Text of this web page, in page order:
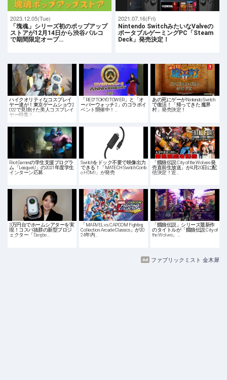
2023.12.05(Tue)
「塊魂」シリーズ初のポップアップ
ストアが12月14日から渋谷パルコ
で期間限定オープ…
2021.07.16(Fri)
Nintendo SwitchみたいなValveの
ポータブルゲーミングPC「Steam
Deck」発売決定！
ハイクオリティなコスプレイ
ヤー達が！東京ゲームショウ2
022で見掛けた美人コスプレイ
ヤー特集！
「RED° TOKYO TOWER」と「オ
ーバーウォッチ 2」のコラボイ
ベント開催中！…
あの死にゲーがNintendo Switch
で復活！「帰ってきた 魔界
村」発売決定！
Riot Gamesの学生支援プログラ
ム「LeagueU」の2021年度学生
インターン応募…
Switchをドック不要で映像出力
できる！「MATECH Switch Comb
o HDMI」が発売
「餓狼伝説 City of the Wolves 発
売直前生放送」が4月20日に配
信決定！近…
3万円台でホームシアターを実
現！コスパ抜群の新型プロジ
ェクター「Dangbe…
「MARVEL vs. CAPCOM Fighting
Collection: Arcade Classics」が20
24年内…
「餓狼伝説」シリーズ最新作
のタイトルが「餓狼伝説 City of
the Wolves」…
ファブリックミスト 金木犀